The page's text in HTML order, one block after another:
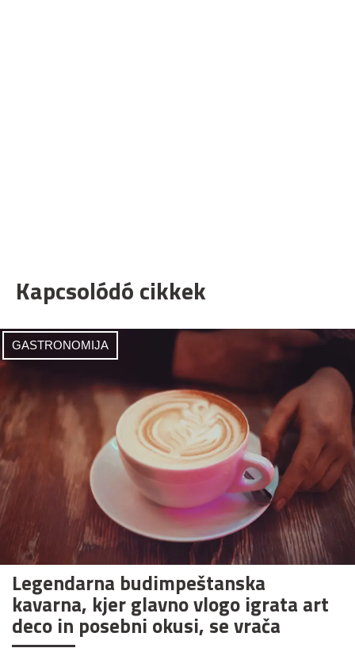
Kapcsolódó cikkek
GASTRONOMIJA
Legendarna budimpeštanska
kavarna, kjer glavno vlogo igrata art
deco in posebni okusi, se vrača